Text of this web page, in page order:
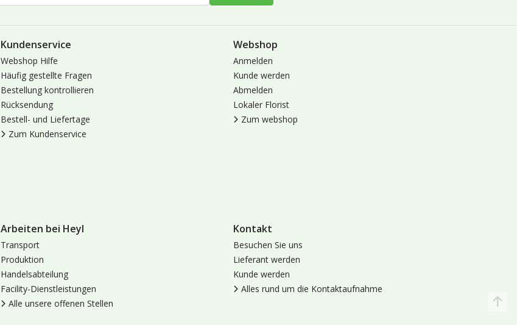
Kundenservice
Webshop Hilfe
Häufig gestellte Fragen
Bestellung kontrollieren
Rücksendung
Bestell- und Liefertage
Zum Kundenservice
Webshop
Anmelden
Kunde werden
Abmelden
Lokaler Florist
Zum webshop
Arbeiten bei Heyl
Transport
Produktion
Handelsabteilung
Facility-Dienstleistungen
Alle unsere offenen Stellen
Kontakt
Besuchen Sie uns
Lieferant werden
Kunde werden
Alles rund um die Kontaktaufnahme